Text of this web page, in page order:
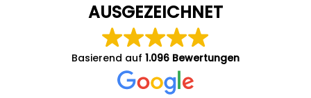
AUSGEZEICHNET
Basierend auf 1.096 Bewertungen